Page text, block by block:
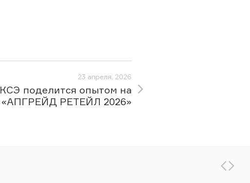
23 апреля, 2026
КСЭ поделится опытом на
«АПГРЕЙД РЕТЕЙЛ 2026»